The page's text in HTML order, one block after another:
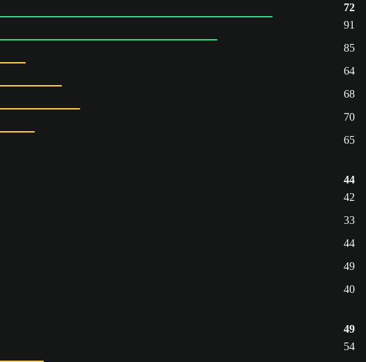
72
91
85
64
68
70
65
44
42
33
44
49
40
49
54